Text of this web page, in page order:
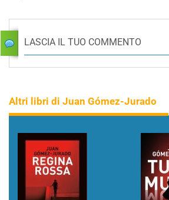
LASCIA IL TUO COMMENTO
Altri libri di Juan Gómez-Jurado